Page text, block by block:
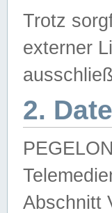
Trotz
externer
2.
Abschnitt